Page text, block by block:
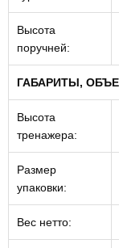
Высота
поручней:
ГАБАРИТЫ,
Высота
тренажера:
Размер
упаковки:
Вес нетто: